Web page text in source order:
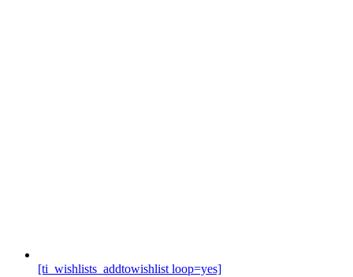
[ti_wishlists_addtowishlist loop=yes]